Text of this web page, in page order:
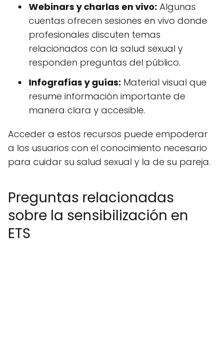
Webinars y charlas en vivo: Algunas
cuentas ofrecen sesiones en vivo donde
profesionales discuten temas
relacionados con la salud sexual y
responden preguntas del público.
Infografías y guías: Material visual que
resume información importante de
manera clara y accesible.
Acceder a estos recursos puede empoderar
a los usuarios con el conocimiento necesario
para cuidar su salud sexual y la de su pareja.
Preguntas relacionadas
sobre la sensibilización en
ETS